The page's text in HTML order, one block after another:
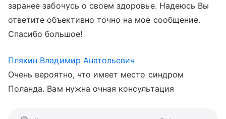
заранее забочусь о своем здоровье. Надеюсь Вы
ответите объективно точно на мое сообщение.
Спасибо большое!
Плякин Владимир Анатольевич
Очень вероятно, что имеет место синдром
Поланда. Вам нужна очная консультация